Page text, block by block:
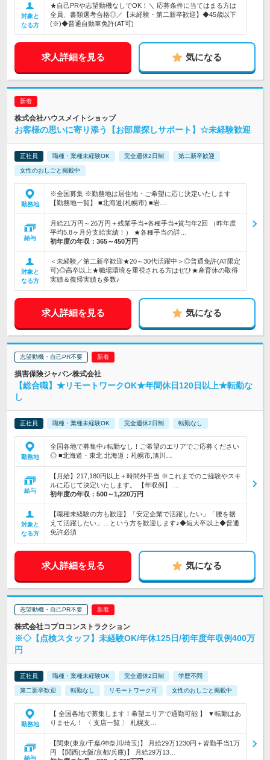
対象と
なる方
★自己PRや志望動機なしでOK！＼ 応募条件に当てはまる方は
全員、書類選考合格◎／【未経験・第二新卒歓迎】◆45歳以下
(※)◆普通自動車免許(AT可)
求人詳細を見る 気になる
株式会社ハウスメイトショップ
お客様の思いに寄り添う【お部屋探しサポート】☆未経験歓迎
正社員 職種・業種未経験OK 完全週休2日制 第二新卒歓迎
女性のおしごと掲載中
勤務地
※全国募集 ※勤務地は居住地・ご希望に応じ決定いたします
【勤務地一覧】 ■北海道(札幌市) ■岩…
給与
月給21万円～26万円＋残業手当+各種手当+賞与年2回 （昨年度
平均5.8ヶ月分支給実績！） ★各種手当の詳…
初年度の年収： 365～450万円
対象と
なる方
＜未経験／第二新卒歓迎★20～30代活躍中＞◎普通免許(AT限定
可)◎高卒以上★職場環境を重視される方はぜひ★産育休の取得
実績＆復帰実績も多数♪
求人詳細を見る 気になる
志望動機・自己PR不要
損害保険ジャパン株式会社
【総合職】★リモートワークOK★年間休日120日以上★転勤な
し
正社員 職種・業種未経験OK 完全週休2日制 転勤なし
勤務地
全国各地で募集中♪転勤なし！ご希望のエリアでご応募ください
◎ ■北海道・東北 北海道：札幌市,旭川…
給与
【月給】217,180円以上＋時間外手当 ※これまでのご経験やスキ
ルに応じて決定いたします。 【年収例】 …
初年度の年収： 500～1,220万円
対象と
なる方
【職種未経験の方も歓迎】「安定企業で活躍したい」「腰を据
えて活躍したい」…という方を歓迎します♪◆短大卒以上◆普通
免許必須
求人詳細を見る 気になる
志望動機・自己PR不要
株式会社コプロコンストラクション
※◇【点検スタッフ】未経験OK/年休125日/初年度年収例400万
円
正社員 職種・業種未経験OK 完全週休2日制 学歴不問
第二新卒歓迎 転勤なし リモートワーク可 女性のおしごと掲載中
勤務地
【 全国各地で募集します！希望エリアで通勤可能 】 ▼転勤はあ
りません！ 〈 支店一覧 〉 札幌支…
給与
【関東(東京/千葉/神奈川/埼玉)】 月給29万1230円＋皆勤手当1万
円 【関西(大阪/京都/兵庫)】 月給29万13…